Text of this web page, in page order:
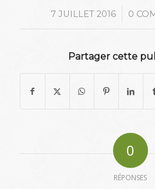
7 JUILLET 2016
/ 0
Partager cette
0
RÉPONSES